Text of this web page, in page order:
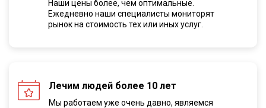
Наши цены более, чем оптимальные.
Ежедневно наши специалисты мониторят
рынок на стоимость тех или иных услуг.
Лечим людей более 10 лет
Мы работаем уже очень давно, являемся